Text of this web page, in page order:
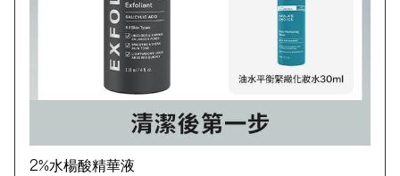
2%水楊酸精華液